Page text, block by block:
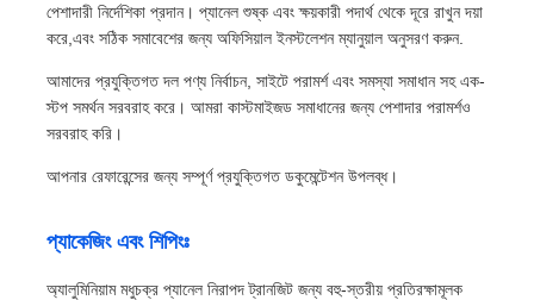
পেশাদারী নির্দেশিকা প্রদান। প্যানেল শুষ্ক এবং ক্ষয়কারী পদার্থ থেকে দূরে রাখুন দয়া
করে,এবং সঠিক সমাবেশের জন্য অফিসিয়াল ইনস্টলেশন ম্যানুয়াল অনুসরণ করুন.
আমাদের প্রযুক্তিগত দল পণ্য নির্বাচন, সাইটে পরামর্শ এবং সমস্যা সমাধান সহ এক-
স্টপ সমর্থন সরবরাহ করে। আমরা কাস্টমাইজড সমাধানের জন্য পেশাদার পরামর্শও
সরবরাহ করি।
আপনার রেফারেন্সের জন্য সম্পূর্ণ প্রযুক্তিগত ডকুমেন্টেশন উপলব্ধ।
প্যাকেজিং এবং শিপিংঃ
অ্যালুমিনিয়াম মধুচক্র প্যানেল নিরাপদ ট্রানজিট জন্য বহু-স্তরীয় প্রতিরক্ষামূলক